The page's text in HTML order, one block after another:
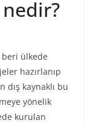
nedir?
ülkede
hazırlanıp
dış kaynaklı bu
yönelik
kurulan